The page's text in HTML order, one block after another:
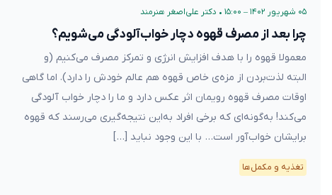
۰۵ شهریور ۱۴۰۲ – ۱۵:۰۰ • دکتر علی‌اصغر هنرمند
چرا بعد از مصرف قهوه دچار خواب‌آلودگی می‌شویم؟
معمولا قهوه را با هدف افزایش انرژی و تمرکز مصرف می‌کنیم (و
البته لذت‌بردن از مزه‌ی خاص قهوه هم عالم خودش را دارد). اما گاهی
اوقات مصرف قهوه رویمان اثر عکس دارد و ما را دچار خواب آلودگی
می‌کند! به‌گونه‌ای که برخی افراد به‌این نتیجه‌گیری می‌رسند که قهوه
برایشان خواب‌آور است… با این وجود نباید […]
تغذیه و مکمل‌ها